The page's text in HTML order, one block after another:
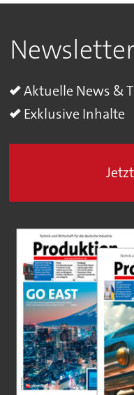
Newsletter
Aktuelle News &
Exklusive Inhalte